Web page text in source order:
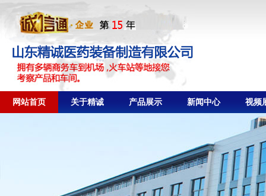
网站首页 关于精诚 产品展示 新闻中心 视频